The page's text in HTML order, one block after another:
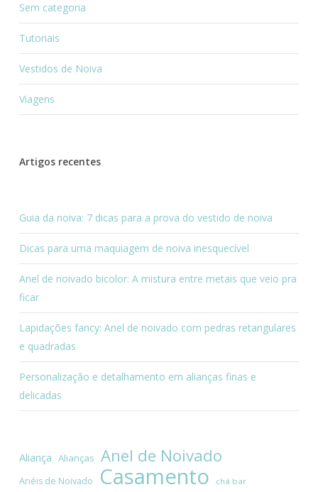
Sem categoria
Tutoriais
Vestidos de Noiva
Viagens
Artigos recentes
Guia da noiva: 7 dicas para a prova do vestido de noiva
Dicas para uma maquiagem de noiva inesquecível
Anel de noivado bicolor: A mistura entre metais que veio pra
ficar
Lapidações fancy: Anel de noivado com pedras retangulares
e quadradas
Personalização e detalhamento em alianças finas e
delicadas
Aliança Alianças Anel de Noivado
Anéis de Noivado Casamento chá bar